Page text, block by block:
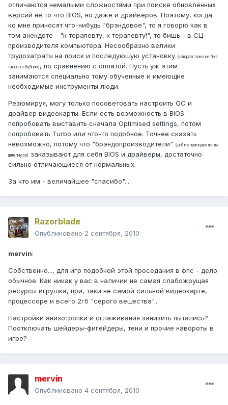
отличаются немалыми сложностями при поиске обновлённых
версий не то что BIOS, но даже и драйверов. Поэтому, когда
ко мне приносят что-нибудь "брэндовое", то я говорю как в
том анекдоте - "к терапевту, к терапевту!", то бишь - в СЦ
производителя компьютера. Несообразно велики
трудозатраты на поиск и последующую установку (которая тоже не без
танцев с бубном) , по сравнению с оплатой. Пусть уж этим
занимаются специально тому обученные и имеющие
необходимые инструменты люди.
Резюмируя, могу только посоветовать настроить ОС и
драйвер видеокарты. Если есть возможность в BIOS -
попробовать выставить сначала Optimised settings, потом
попробовать Turbo или что-то подобное. Точнее сказать
невозможно, потому что "брэндопроизводители" (шоб их приподняло да
шлёпнуло) заказывают для себя BIOS и драйверы, достаточно
сильно отличающиеся от нормальных.
За что им - величайшее "спасибо"...
Razorblade
Опубликовано 2 сентября, 2010
mervin:
Собственно..., для игр подобной этой проседания в фпс - дело
обычное. Как никак у вас в наличии не самая слабожрущая
ресурсы игрушка, при, таки не самой сильной видеокарте,
процессоре и всего 2гб "серого вещества"...
Настройки анизотропки и сглаживания занизить пытались?
Поотключать шейдеры-фигейдеры, тени и прочие навороты в
игре?
mervin
Опубликовано 4 сентября, 2010